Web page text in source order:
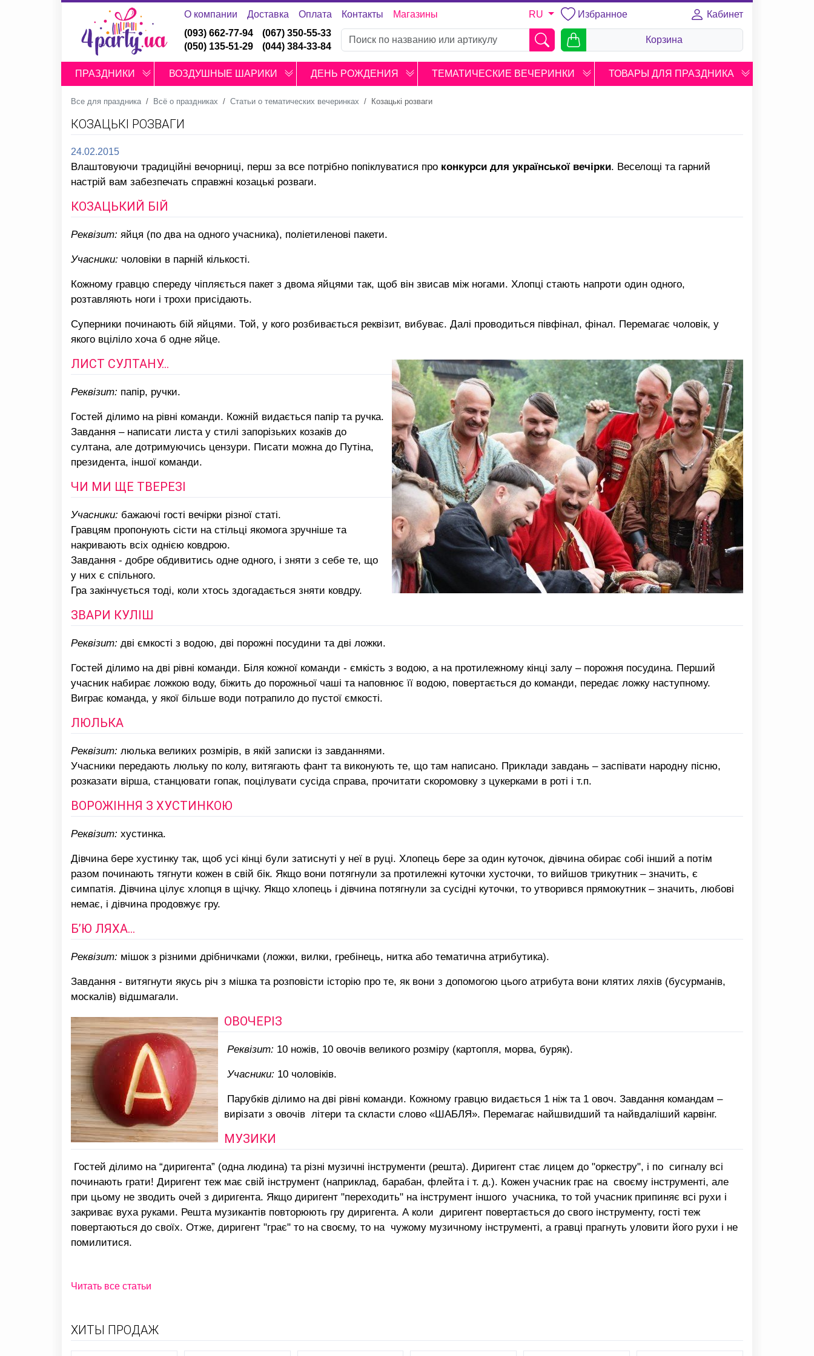
О компании Доставка Оплата Контакты Магазины RU Избранное
Кабинет
(093) 662-77-94
(050) 135-51-29
(067) 350-55-33
(044) 384-33-84
Корзина
ПРАЗДНИКИ ВОЗДУШНЫЕ ШАРИКИ ДЕНЬ РОЖДЕНИЯ ТЕМАТИЧЕСКИЕ ВЕЧЕРИНКИ ТОВАРЫ ДЛЯ ПРАЗДНИКА
Все для праздника Всё о праздниках Статьи о тематических вечеринках Козацькі розваги
КОЗАЦЬКІ РОЗВАГИ
24.02.2015
Влаштовуючи традиційні вечорниці, перш за все потрібно попіклуватися про конкурси для української вечірки. Веселощі та гарний
настрій вам забезпечать справжні козацькі розваги.
КОЗАЦЬКИЙ БІЙ
Реквізит: яйця (по два на одного учасника), поліетиленові пакети.
Учасники: чоловіки в парній кількості.
Кожному гравцю спереду чіпляється пакет з двома яйцями так, щоб він звисав між ногами. Хлопці стають напроти один одного,
розтавляють ноги і трохи присідають.
Суперники починають бій яйцями. Той, у кого розбивається реквізит, вибуває. Далі проводиться півфінал, фінал. Перемагає чоловік, у
якого вціліло хоча б одне яйце.
ЛИСТ СУЛТАНУ…
Реквізит: папір, ручки.
Гостей ділимо на рівні команди. Кожній видається папір та ручка.
Завдання – написати листа у стилі запорізьких козаків до
султана, але дотримуючись цензури. Писати можна до Путіна,
президента, іншої команди.
ЧИ МИ ЩЕ ТВЕРЕЗІ
Учасники: бажаючі гості вечірки різної статі.
Гравцям пропонують сісти на стільці якомога зручніше та
накривають всіх однією ковдрою.
Завдання - добре обдивитись одне одного, і зняти з себе те, що
у них є спільного.
Гра закінчується тоді, коли хтось здогадається зняти ковдру.
ЗВАРИ КУЛІШ
Реквізит: дві ємкості з водою, дві порожні посудини та дві ложки.
Гостей ділимо на дві рівні команди. Біля кожної команди - ємкість з водою, а на протилежному кінці залу – порожня посудина. Перший
учасник набирає ложкою воду, біжить до порожньої чаші та наповнює її водою, повертається до команди, передає ложку наступному.
Виграє команда, у якої більше води потрапило до пустої ємкості.
ЛЮЛЬКА
Реквізит: люлька великих розмірів, в якій записки із завданнями.
Учасники передають люльку по колу, витягають фант та виконують те, що там написано. Приклади завдань – заспівати народну пісню,
розказати вірша, станцювати гопак, поцілувати сусіда справа, прочитати скоромовку з цукерками в роті і т.п.
ВОРОЖІННЯ З ХУСТИНКОЮ
Реквізит: хустинка.
Дівчина бере хустинку так, щоб усі кінці були затиснуті у неї в руці. Хлопець бере за один куточок, дівчина обирає собі інший а потім
разом починають тягнути кожен в свій бік. Якщо вони потягнули за протилежні куточки хусточки, то вийшов трикутник – значить, є
симпатія. Дівчина цілує хлопця в щічку. Якщо хлопець і дівчина потягнули за сусідні куточки, то утворився прямокутник – значить, любові
немає, і дівчина продовжує гру.
Б’Ю ЛЯХА…
Реквізит: мішок з різними дрібничками (ложки, вилки, гребінець, нитка або тематична атрибутика).
Завдання - витягнути якусь річ з мішка та розповісти історію про те, як вони з допомогою цього атрибута вони клятих ляхів (бусурманів,
москалів) відшмагали.
ОВОЧЕРІЗ
Реквізит: 10 ножів, 10 овочів великого розміру (картопля, морва, буряк).
Учасники: 10 чоловіків.
Парубків ділимо на дві рівні команди. Кожному гравцю видається 1 ніж та 1 овоч. Завдання командам –
вирізати з овочів літери та скласти слово «ШАБЛЯ». Перемагає найшвидший та найвдаліший карвінг.
МУЗИКИ
Гостей ділимо на “диригента” (одна людина) та різні музичні інструменти (решта). Диригент стає лицем до "оркестру", і по сигналу всі
починають грати! Диригент теж має свій інструмент (наприклад, барабан, флейта і т. д.). Кожен учасник грає на своєму інструменті, але
при цьому не зводить очей з диригента. Якщо диригент "переходить" на інструмент іншого учасника, то той учасник припиняє всі рухи і
закриває вуха руками. Решта музикантів повторюють гру диригента. А коли диригент повертається до свого інструменту, гості теж
повертаються до своїх. Отже, диригент "грає" то на своєму, то на чужому музичному інструменті, а гравці прагнуть уловити його рухи і не
помилитися.
Читать все статьи
ХИТЫ ПРОДАЖ